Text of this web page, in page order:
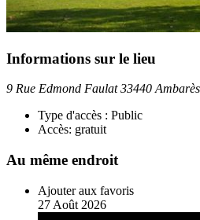
Informations sur le lieu
9 Rue Edmond Faulat 33440
Type d'accès : Public
Accès: gratuit
Au même endroit
Ajouter aux favoris
27 Août 2026